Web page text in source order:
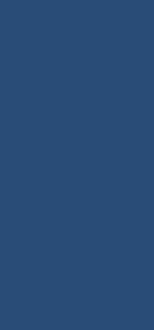
AI (รุ่น 3)
“ข้อได้เปรียบทางการ
ปธรรม
มระยะสั้นแบบ Free
เพื่อการจัดการ
1”